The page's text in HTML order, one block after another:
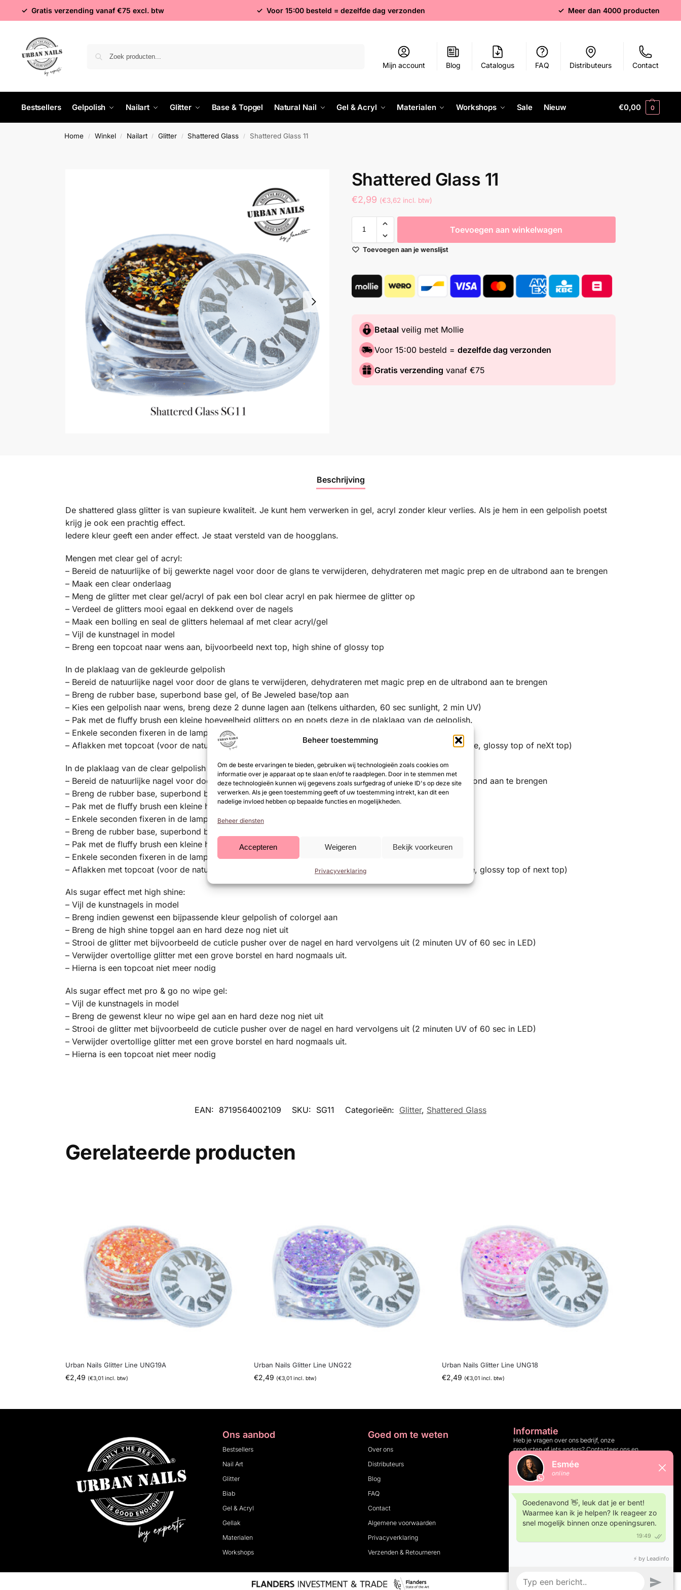
Beheer toestemming
Om de beste ervaringen te bieden, gebruiken wij technologieën zoals cookies om
informatie over je apparaat op te slaan en/of te raadplegen. Door in te stemmen met
deze technologieën kunnen wij gegevens zoals surfgedrag of unieke ID's op deze site
verwerken. Als je geen toestemming geeft of uw toestemming intrekt, kan dit een
nadelige invloed hebben op bepaalde functies en mogelijkheden.
Beheer diensten
Accepteren Weigeren Bekijk voorkeuren
Privacyverklaring
✓ Gratis verzending vanaf €75 excl. btw ✓ Voor 15:00 besteld = dezelfde dag verzonden ✓ Meer dan 4000 producten
Mijn account Blog Catalogus FAQ Distributeurs Contact
Bestsellers Gelpolish Nailart Glitter Base & Topgel Natural Nail Gel & Acryl Materialen Workshops Sale Nieuw €0,00 0
Home / Winkel / Nailart / Glitter / Shattered Glass / Shattered Glass 11
Shattered Glass 11
€2,99 (€3,62 incl. btw)
Toevoegen aan winkelwagen
Toevoegen aan je wenslijst
Betaalveilig met Mollie
Voor 15:00 besteld = dezelfde dag verzonden
Gratis verzending vanaf €75
Beschrijving
De shattered glass glitter is van supieure kwaliteit. Je kunt hem verwerken in gel, acryl zonder kleur verlies. Als je hem in een gelpolish poetst
krijg je ook een prachtig effect.
Iedere kleur geeft een ander effect. Je staat versteld van de hoogglans.
Mengen met clear gel of acryl:
– Bereid de natuurlijke of bij gewerkte nagel voor door de glans te verwijderen, dehydrateren met magic prep en de ultrabond aan te brengen
– Maak een clear onderlaag
– Meng de glitter met clear gel/acryl of pak een bol clear acryl en pak hiermee de glitter op
– Verdeel de glitters mooi egaal en dekkend over de nagels
– Maak een bolling en seal de glitters helemaal af met clear acryl/gel
– Vijl de kunstnagel in model
– Breng een topcoat naar wens aan, bijvoorbeeld next top, high shine of glossy top
In de plaklaag van de gekleurde gelpolish
– Bereid de natuurlijke nagel voor door de glans te verwijderen, dehydrateren met magic prep en de ultrabond aan te brengen
– Breng de rubber base, superbond base gel, of Be Jeweled base/top aan
– Kies een gelpolish naar wens, breng deze 2 dunne lagen aan (telkens uitharden, 60 sec sunlight, 2 min UV)
– Pak met de fluffy brush een kleine hoeveelheid glitters op en poets deze in de plaklaag van de gelpolish.
– Enkele seconden fixeren in de lamp
– Aflakken met topcoat (voor de natuurlijke nagels Be Jeweled base/top of neXt top, kunstnagels high shine, glossy top of neXt top)
In de plaklaag van de clear gelpolish (voor een optimaal kleurbehoud van de glitter)
– Bereid de natuurlijke nagel voor door de glans te verwijderen, dehydrateren met magic prep en de ultrabond aan te brengen
– Breng de rubber base, superbond base gel, of Be Jeweled base/top aan
– Pak met de fluffy brush een kleine hoeveelheid glitters op en poets deze in de plaklaag van de gelpolish.
– Enkele seconden fixeren in de lamp
– Breng de rubber base, superbond base gel, of Be Jeweled base/top aan
– Pak met de fluffy brush een kleine hoeveelheid glitters op en poets deze in de plaklaag van de gelpolish.
– Enkele seconden fixeren in de lamp
– Aflakken met topcoat (voor de natuurlijke nagels Be Jeweled base/topof next top, kunstnagels high shine, glossy top of next top)
Als sugar effect met high shine:
– Vijl de kunstnagels in model
– Breng indien gewenst een bijpassende kleur gelpolish of colorgel aan
– Breng de high shine topgel aan en hard deze nog niet uit
– Strooi de glitter met bijvoorbeeld de cuticle pusher over de nagel en hard vervolgens uit (2 minuten UV of 60 sec in LED)
– Verwijder overtollige glitter met een grove borstel en hard nogmaals uit.
– Hierna is een topcoat niet meer nodig
Als sugar effect met pro & go no wipe gel:
– Vijl de kunstnagels in model
– Breng de gewenst kleur no wipe gel aan en hard deze nog niet uit
– Strooi de glitter met bijvoorbeeld de cuticle pusher over de nagel en hard vervolgens uit (2 minuten UV of 60 sec in LED)
– Verwijder overtollige glitter met een grove borstel en hard nogmaals uit.
– Hierna is een topcoat niet meer nodig
EAN: 8719564002109 SKU: SG11 Categorieën: Glitter, Shattered Glass
Gerelateerde producten
Urban Nails Glitter Line UNG19A
€2,49 (€3,01incl. btw)
Urban Nails Glitter Line UNG22
€2,49 (€3,01incl. btw)
Urban Nails Glitter Line UNG18
€2,49 (€3,01 incl. btw)
Ons aanbod
Bestsellers
Nail Art
Glitter
Biab
Gel & Acryl
Gellak
Materialen
Workshops
Goed om te weten
Over ons
Distributeurs
Blog
FAQ
Contact
Algemene voorwaarden
Privacyverklaring
Verzenden & Retourneren
Informatie
Heb je vragen over ons bedrijf, onze
producten of iets anders? Contacteer ons en
wij helpen je graag verder.
Klantenservice: 10:00 tot 16:00 op
weekdagen
info@urbannails.be
+32 (0)11 81 14 05